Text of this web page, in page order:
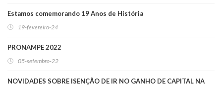
Estamos comemorando 19 Anos de História
19-fevereiro-24
PRONAMPE 2022
05-setembro-22
NOVIDADES SOBRE ISENÇÃO DE IR NO GANHO DE CAPITAL NA